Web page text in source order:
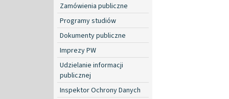
Zamówienia publiczne
Programy studiów
Dokumenty publiczne
Imprezy PW
Udzielanie informacji
publicznej
Inspektor Ochrony Danych